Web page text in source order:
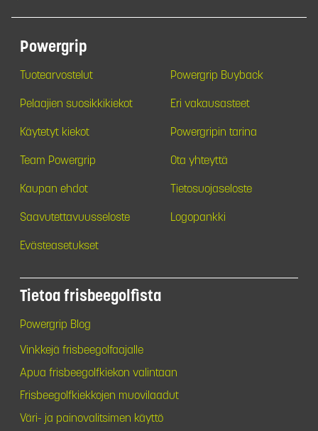
Powergrip
Tuotearvostelut Powergrip Buyback
Pelaajien suosikkikiekot Eri vakausasteet
Käytetyt kiekot Powergripin tarina
Team Powergrip Ota yhteyttä
Kaupan ehdot Tietosuojaseloste
Saavutettavuusseloste Logopankki
Evästeasetukset
Tietoa frisbeegolfista
Powergrip Blog
Vinkkejä frisbeegolfaajalle
Apua frisbeegolfkiekon valintaan
Frisbeegolfkiekkojen muovilaadut
Väri- ja painovalitsimen käyttö